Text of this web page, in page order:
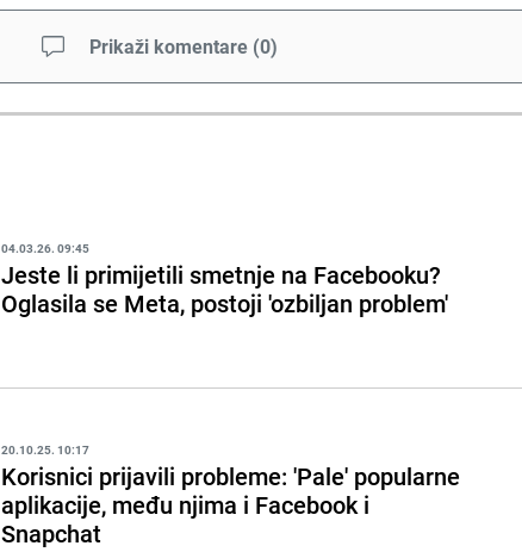
Prikaži komentare (0)
04.03.26. 09:45
Jeste li primijetili smetnje na Facebooku?
Oglasila se Meta, postoji 'ozbiljan problem'
20.10.25. 10:17
Korisnici prijavili probleme: 'Pale' popularne
aplikacije, među njima i Facebook i
Snapchat